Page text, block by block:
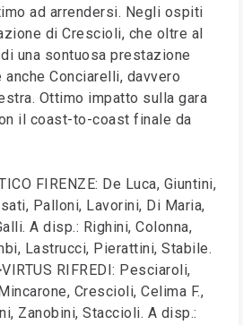
ad arrendersi. Negli ospiti
di Crescioli, che oltre al
una sontuosa prestazione
Conciarelli, davvero
Ottimo impatto sulla gara
il coast-to-coast finale da
FIRENZE: De Luca, Giuntini,
Palloni, Lavorini, Di Maria,
A disp.: Righini, Colonna,
Lastrucci, Pierattini, Stabile.
RIFREDI: Pesciaroli,
Crescioli, Celima F.,
Zanobini, Staccioli. A disp.: